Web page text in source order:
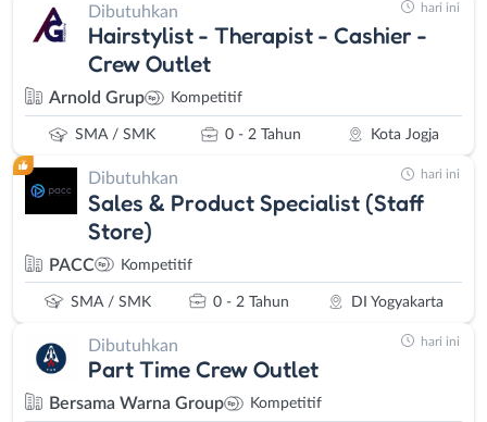
Dibutuhkan
Hairstylist - Therapist - Cashier -
Crew Outlet
Arnold Grup Kompetitif
SMA / SMK 0 - 2 Tahun Kota Jogja
hari ini
Dibutuhkan
Sales & Product Specialist (Staff
Store)
PACC Kompetitif
SMA / SMK 0 - 2 Tahun DI Yogyakarta
hari ini
Dibutuhkan
Part Time Crew Outlet
Bersama Warna Group Kompetitif
hari ini